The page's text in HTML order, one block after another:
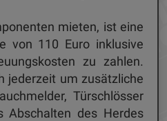
mieten, ist eine
von 110 Euro inklusive
zu zahlen.
jederzeit um zusätzliche
Türschlösser
Abschalten des Herdes